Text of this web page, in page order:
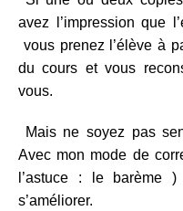
avez l’impression que
vous prenez l’élève à
du cours et vous
vous.
Mais ne soyez pas
Avec mon mode de
l’astuce : le barème
s’améliorer.